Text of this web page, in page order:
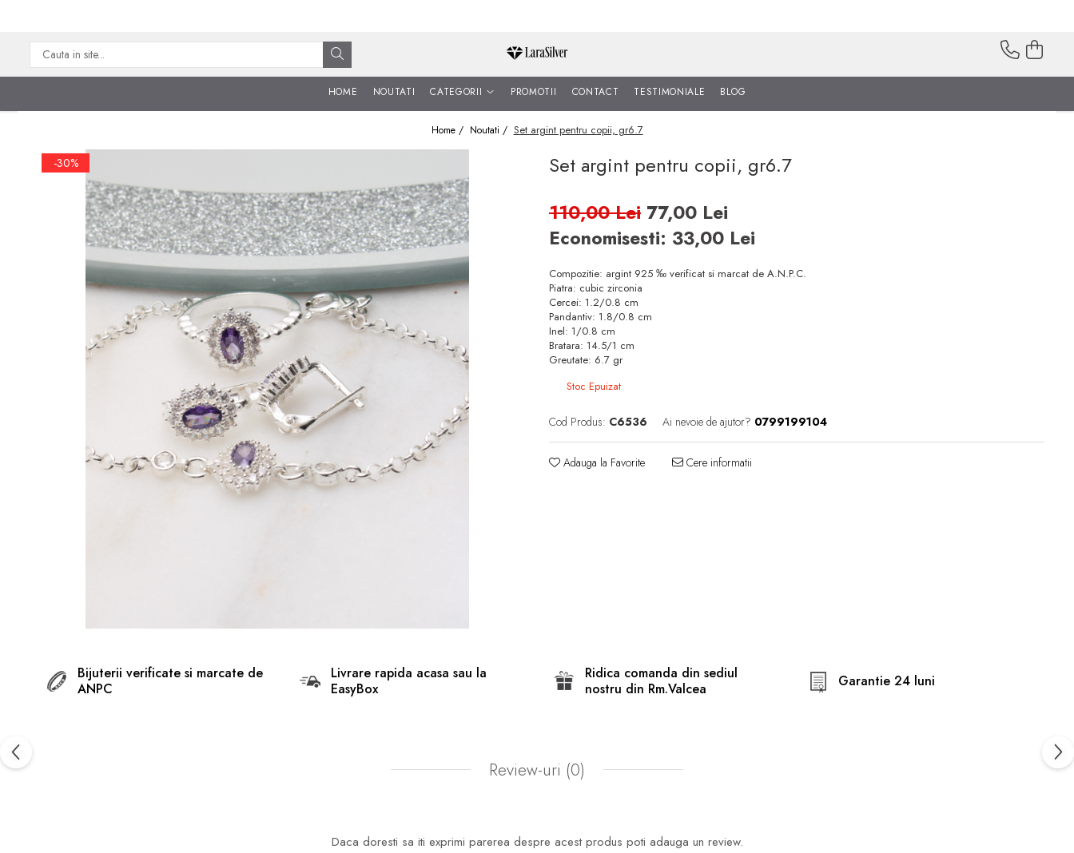
CATEGORII
BRATARI ARGINT
COLIERE ARGINT
LANTISOARE ARGINT
CRUCIULITE SI ICONITE
PANDANTIVE ARGINT
BROSE ARGINT
VERIGHETE ARGINT
BIJUTERII ARGINT PENTRU
marime reglabila
marimea 55
marimea 56
marimea 58
marimea 59
HOME NOUTATI CATEGORII PROMOTII CONTACT TESTIMONIALE BLOG
Home / Noutati / Set argint pentru copii, gr6.7
Set argint pentru copii, gr6.7
-30%
110,00 Lei 77,00 Lei
Economisesti: 33,00 Lei
Compozitie: argint 925 ‰ verificat si marcat de A.N.P.C.
Piatra: cubic zirconia
Cercei: 1.2/0.8 cm
Pandantiv: 1.8/0.8 cm
Inel: 1/0.8 cm
Bratara: 14.5/1 cm
Greutate: 6.7 gr
Stoc Epuizat
Cod Produs: C6536 Ai nevoie de ajutor? 0799199104
Adauga la Favorite Cere informatii
Bijuterii verificate si marcate de
ANPC
Livrare rapida acasa sau la
EasyBox
Ridica comanda din sediul
nostru din Rm.Valcea
Garantie 24 luni
Review-uri (0)
Daca doresti sa iti exprimi parerea despre acest produs poti adauga un review.